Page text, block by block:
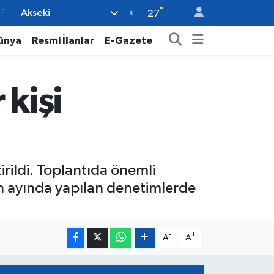
Akseki 27°
Resmi İlanlar E-Gazete
kişi
Toplantıda önemli
yapılan denetimlerde
A- A+